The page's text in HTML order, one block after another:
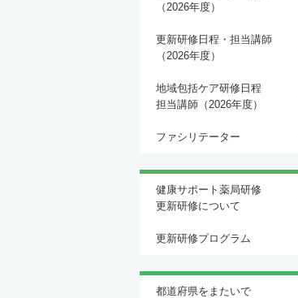
（2026年度）
更新研修日程・担当講師
（2026年度）
地域包括ケア研修日程
担当講師（2026年度）
ファシリテーター
健康サポート薬局研修
更新研修について
更新研修プログラム
都道府県をまたいで